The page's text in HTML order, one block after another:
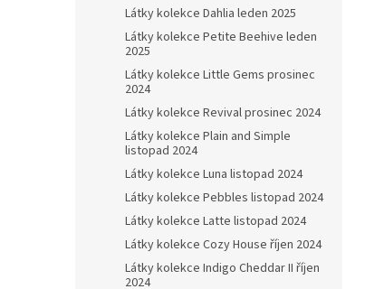
Látky kolekce Dahlia leden 2025
Látky kolekce Petite Beehive leden
2025
Látky kolekce Little Gems prosinec
2024
Látky kolekce Revival prosinec 2024
Látky kolekce Plain and Simple
listopad 2024
Látky kolekce Luna listopad 2024
Látky kolekce Pebbles listopad 2024
Látky kolekce Latte listopad 2024
Látky kolekce Cozy House říjen 2024
Látky kolekce Indigo Cheddar II říjen
2024